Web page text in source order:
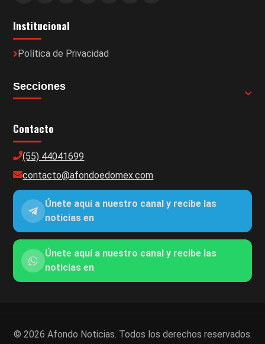
Institucional
Política de Privacidad
Secciones
Contacto
(55) 44041699
contacto@afondoedomex.com
Únete aquí a nuestro canal y recibe las
noticias en
Únete aquí a nuestro canal y recibe las
noticias en
© 2026 Afondo Noticias. Todos los derechos reservados.